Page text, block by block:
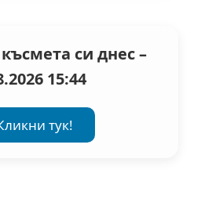
си днес –
15:44
тук!